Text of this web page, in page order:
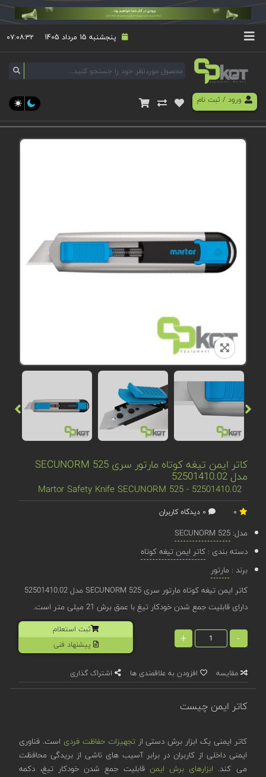
پنجشنبه 15 مرداد 1405 ۰۷:۰۸:۳۲
ورود/ ثبت نام
کاتر ایمن تیغه کوتاه مارتور سری SECUNORM 525
مدل 52501410.02
Martor Safety Knife SECUNORM 525 - 52501410.02
مدل:SECUNORM 525
دسته بندی :کاتر ایمن تیغه کوتاه
برند : مارتور
کاتر ایمن تیغه کوتاه مارتور سری SECUNORM 525 مدل 52501410.02
دارای قابلیت جمع شدن خودکار تیغ با عمق برش 21 میلی متر است.
-
+
ثبت استعلام
پیشنهاد فنی
مقایسه افزودن به علاقمندی ها اشتراک گذاری
کاتر ایمن چیست
کاتر ایمنی یک ابزار برش دستی ازتجهیزات حفاظت فردی است. فناوری
ایمنی داخلی از کاربران در برابر آسیب های ناشی از بریدگی محافظت
می کند. ابزارهای برش ایمن قابلیت جمع شدن خودکار تیغ، دکمه